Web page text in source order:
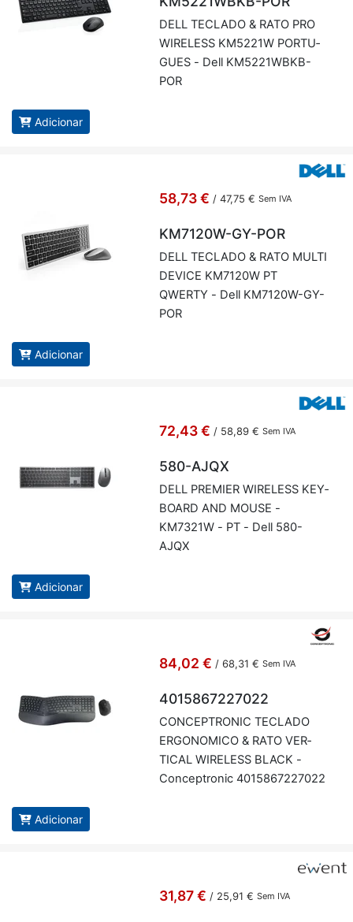
DELL TE­CLADO & RATO PRO
WI­RE­LESS KM5221W POR­TU­
GUES - Dell KM5221WBKB-
POR
Adicionar
58,73 € / 47,75 € Sem IVA
KM7120W-GY-POR
DELL TE­CLADO & RATO MULTI
DE­VICE KM7120W PT
QWERTY - Dell KM7120W-GY-
POR
Adicionar
72,43 € / 58,89 € Sem IVA
580-AJQX
DELL PRE­MIER WI­RE­LESS KEY­
BOARD AND MOUSE -
KM7321W - PT - Dell 580-
AJQX
Adicionar
84,02 € / 68,31 € Sem IVA
4015867227022
CON­CEP­TRONIC TE­CLADO
ER­GO­NO­MICO & RATO VER­
TICAL WI­RE­LESS BLACK -
Con­cep­tronic 4015867227022
Adicionar
31,87 € / 25,91 € Sem IVA